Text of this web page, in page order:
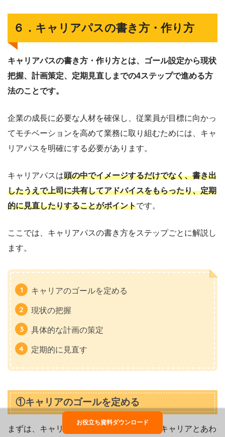
６．キャリアパスの書き方・作り方
キャリアパスの書き方・作り方とは、ゴール設定から現状
把握、計画策定、定期見直しまでの4ステップで進める方
法のことです。
企業の成長に必要な人材を確保し、従業員が目標に向かっ
てモチベーションを高めて業務に取り組むためには、キャ
リアパスを明確にする必要があります。
キャリアパスは頭の中でイメージするだけでなく、書き出
したうえで上司に共有してアドバイスをもらったり、定期
的に見直したりすることがポイントです。
ここでは、キャリアパスの書き方をステップごとに解説し
ます。
キャリアのゴールを定める
現状の把握
具体的な計画の策定
定期的に見直す
①キャリアのゴールを定める
まずは、キャリアのゴールを設定します。キャリアとあわ
お役立ち資料ダウンロード